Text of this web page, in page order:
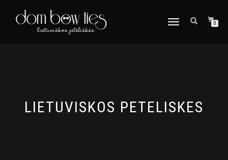
TOGGLE
0
LIETUVISKOS PETELISKES